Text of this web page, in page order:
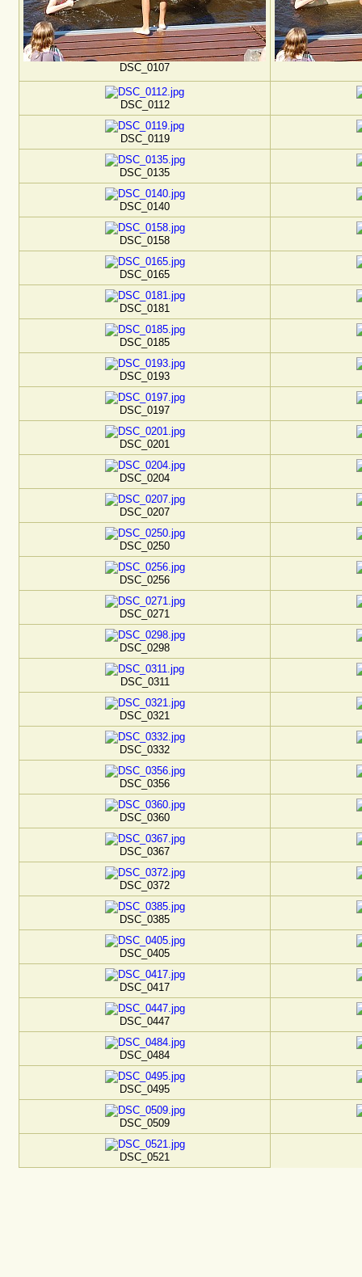
DSC_0107
DSC_0112
DSC_0119
DSC_0135
DSC_0140
DSC_0158
DSC_0165
DSC_0181
DSC_0185
DSC_0193
DSC_0197
DSC_0201
DSC_0204
DSC_0207
DSC_0250
DSC_0256
DSC_0271
DSC_0298
DSC_0311
DSC_0321
DSC_0332
DSC_0356
DSC_0360
DSC_0367
DSC_0372
DSC_0385
DSC_0405
DSC_0417
DSC_0447
DSC_0484
DSC_0495
DSC_0509
DSC_0521